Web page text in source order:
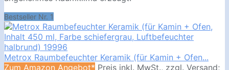
Bestseller Nr. 1
Metrox Raumbefeuchter Keramik (für Kamin + Ofen...
Zum Amazon Angebot* Preis inkl. MwSt., zzgl. Versand;